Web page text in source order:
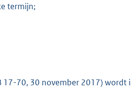
termijn;
17-70, 30 november 2017)